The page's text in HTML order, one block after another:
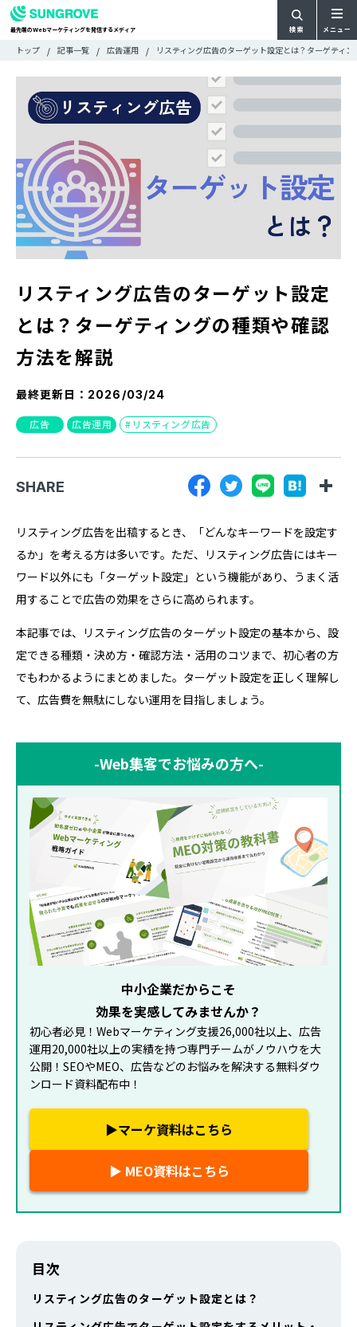
最先端のWebマーケティングを発信するメディア 検索 メニュー
覧
CATEGORY
カテゴリで探す
TAG
タグで探す
WRITER
ライターで探す
FEATURE
特集
MOVIE
動画
DOCUMENT
『SUNGROVE』について
利用規約
広告掲載に関する規約
特定商取引法に基づく表記
プライバシーポリシー
検
検
トップ 記事一覧 広告運用 リスティング広告のターゲット設定とは？ターゲティ
リスティング広告のターゲット設定
とは？ターゲティングの種類や確認
方法を解説
最終更新日： 2026/03/24
広告 広告運用 リスティング広告
SHARE
リスティング広告を出稿するとき、「どんなキーワードを設定す
るか」を考える方は多いです。ただ、リスティング広告にはキー
ワード以外にも「ターゲット設定」という機能があり、うまく活
用することで広告の効果をさらに高められます。
本記事では、リスティング広告のターゲット設定の基本から、設
定できる種類・決め方・確認方法・活用のコツまで、初心者の方
でもわかるようにまとめました。ターゲット設定を正しく理解し
て、広告費を無駄にしない運用を目指しましょう。
-Web集客でお悩みの方へ-
中小企業だからこそ
効果を実感してみませんか？
初心者必見！Webマーケティング支援26,000社以上、広告
運用20,000社以上の実績を持つ専門チームがノウハウを大
公開！SEOやMEO、広告などのお悩みを解決する無料ダウ
ンロード資料配布中！
▶マーケ資料はこちら
▶ MEO資料はこちら
目次
リスティング広告のターゲット設定とは？